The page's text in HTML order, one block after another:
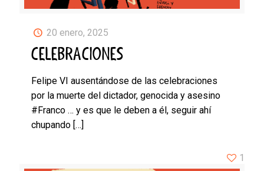
20 enero, 2025
CELEBRACIONES
Felipe VI ausentándose de las celebraciones
por la muerte del dictador, genocida y asesino
#Franco … y es que le deben a él, seguir ahí
chupando […]
1